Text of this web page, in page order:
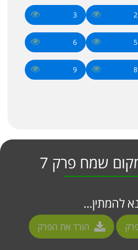
2
3
5
6
8
9
שמח פרק 7
להמתין...
הורד את הפרק